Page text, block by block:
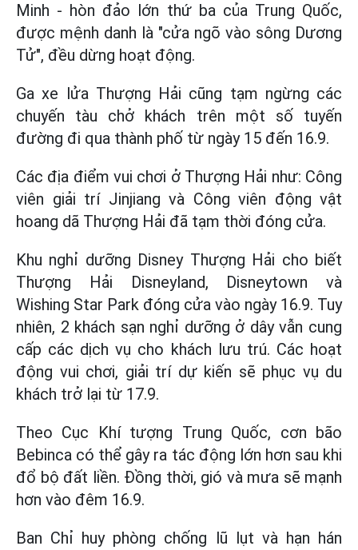
Minh - hòn đảo lớn thứ ba của Trung Quốc,
được mệnh danh là "cửa ngõ vào sông Dương
Tử", đều dừng hoạt động.
Ga xe lửa Thượng Hải cũng tạm ngừng các
chuyến tàu chở khách trên một số tuyến
đường đi qua thành phố từ ngày 15 đến 16.9.
Các địa điểm vui chơi ở Thượng Hải như: Công
viên giải trí Jinjiang và Công viên động vật
hoang dã Thượng Hải đã tạm thời đóng cửa.
Khu nghỉ dưỡng Disney Thượng Hải cho biết
Thượng Hải Disneyland, Disneytown và
Wishing Star Park đóng cửa vào ngày 16.9. Tuy
nhiên, 2 khách sạn nghỉ dưỡng ở dây vẫn cung
cấp các dịch vụ cho khách lưu trú. Các hoạt
động vui chơi, giải trí dự kiến sẽ phục vụ du
khách trở lại từ 17.9.
Theo Cục Khí tượng Trung Quốc, cơn bão
Bebinca có thể gây ra tác động lớn hơn sau khi
đổ bộ đất liền. Đồng thời, gió và mưa sẽ mạnh
hơn vào đêm 16.9.
Ban Chỉ huy phòng chống lũ lụt và hạn hán